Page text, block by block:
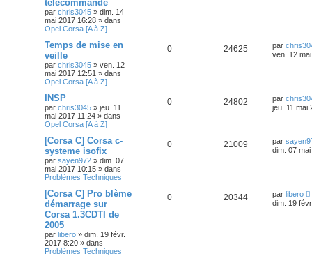
télécommande
par chris3045 » dim. 14
mai 2017 16:28 » dans
Opel Corsa [A à Z]
Temps de mise en
veille
par chris3045 » ven. 12
mai 2017 12:51 » dans
Opel Corsa [A à Z]
0 24625 par
ven. 12
INSP
par chris3045 » jeu. 11
mai 2017 11:24 » dans
Opel Corsa [A à Z]
0 24802 par
jeu. 11 mai
[Corsa C] Corsa c-
systeme isofix
par sayen972 » dim. 07
mai 2017 10:15 » dans
Problèmes Techniques
0 21009 par
dim. 07
[Corsa C] Pro blème
démarrage sur
Corsa 1.3CDTI de
2005
par libero » dim. 19 févr.
2017 8:20 » dans
Problèmes Techniques
0 20344 par libero
dim. 19